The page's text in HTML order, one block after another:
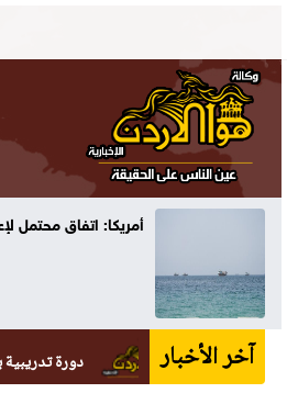
أمريكا: اتفاق محتمل
آخر الأخبار دورة تدريبية